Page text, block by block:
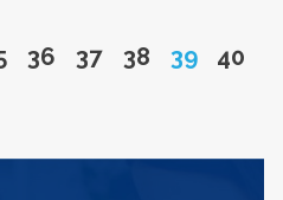
to page
Go to page
36 Go to page
37 Go to page
38 Page
39 Go
40